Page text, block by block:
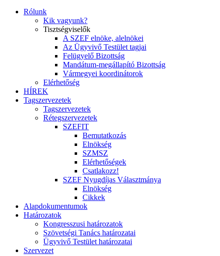
Rólunk
Kik vagyunk?
Tisztségviselők
A SZEF elnöke, alelnökei
Az Ügyvivő Testület tagjai
Felügyelő Bizottság
Mandátum-megállapító Bizottság
Vármegyei koordinátorok
Elérhetőség
HÍREK
Tagszervezetek
Tagszervezetek
Rétegszervezetek
SZEFIT
Bemutatkozás
Elnökség
SZMSZ
Elérhetőségek
Csatlakozz!
SZEF Nyugdíjas Választmánya
Elnökség
Cikkek
Alapdokumentumok
Határozatok
Kongresszusi határozatok
Szövetségi Tanács határozatai
Ügyvivő Testület határozatai
Szervezet